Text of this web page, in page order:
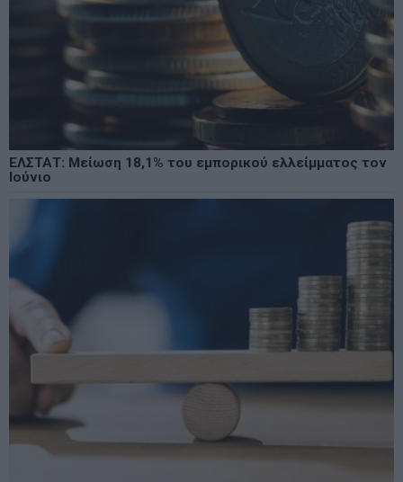
ΕΛΣΤΑΤ: Μείωση 18,1% του εμπορικού ελλείμματος τον
Ιούνιο